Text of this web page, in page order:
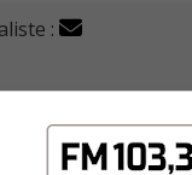
:
bonne figure